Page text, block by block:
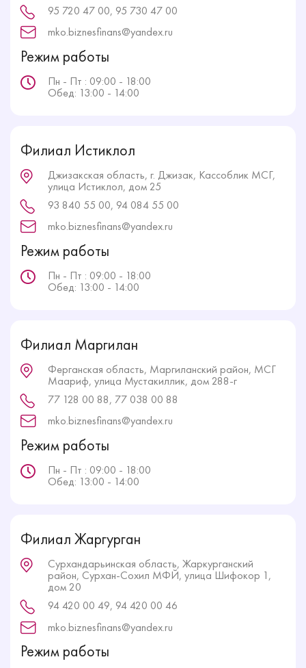
95 720 47 00, 95 730 47 00
mko.biznesfinans@yandex.ru
Режим работы
Пн - Пт : 09:00 - 18:00
Обед: 13:00 - 14:00
Филиал Истиклол
Джизакская область, г. Джизак, Кассоблик МСГ,
улица Истиклол, дом 25
93 840 55 00, 94 084 55 00
mko.biznesfinans@yandex.ru
Режим работы
Пн - Пт : 09:00 - 18:00
Обед: 13:00 - 14:00
Филиал Маргилан
Ферганская область, Маргиланский район, МСГ
Маариф, улица Мустакиллик, дом 288-г
77 128 00 88, 77 038 00 88
mko.biznesfinans@yandex.ru
Режим работы
Пн - Пт : 09:00 - 18:00
Обед: 13:00 - 14:00
Филиал Жаргурган
Сурхандарьинская область, Жаркурганский
район, Сурхан-Сохил МФЙ, улица Шифокор 1,
дом 20
94 420 00 49, 94 420 00 46
mko.biznesfinans@yandex.ru
Режим работы